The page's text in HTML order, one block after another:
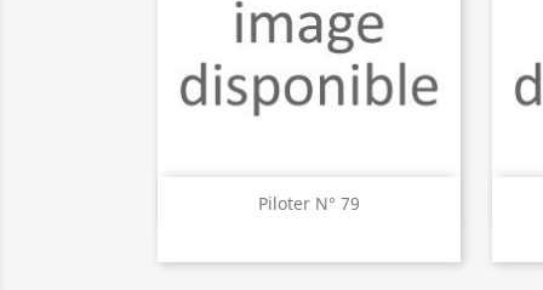
Piloter N° 79
Aperçu rapide